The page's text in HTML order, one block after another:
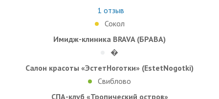
1 отзыв
Сокол
Имидж-клиника BRAVA (БРАВА)
�
Салон красоты «ЭстетНоготки» (EstetNogotki)
Свиблово
СПА-клуб «Тропический остров»